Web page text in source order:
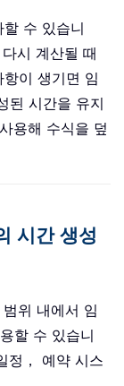
수 있습니
시 계산될 때
이 생기면 임
된 시간을 유지
용해 수식을 덮
시간 생성
위 내에서 임
할 수 있습니
정， 예약 시스